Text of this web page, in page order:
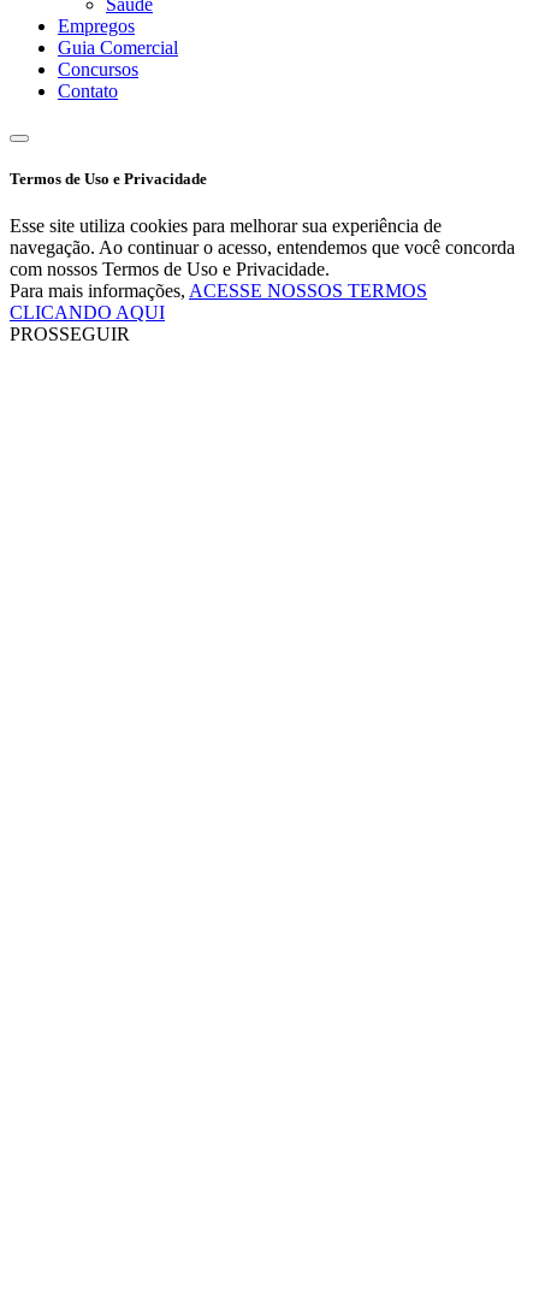
Saúde
Empregos
Guia Comercial
Concursos
Contato
Termos de Uso e Privacidade
Esse site utiliza cookies para melhorar sua experiência de
navegação. Ao continuar o acesso, entendemos que você concorda
com nossos Termos de Uso e Privacidade.
Para mais informações, ACESSE NOSSOS TERMOS
CLICANDO AQUI
PROSSEGUIR